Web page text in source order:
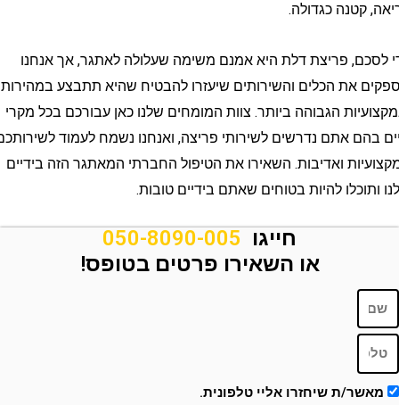
כגדולה.
פריצת דלת היא אמנם משימה שעלולה לאתגר, אך אנחנו
את הכלים והשירותים שיעזרו להבטיח שהיא תתבצע במהירות
הגבוהה ביותר. צוות המומחים שלנו כאן עבורכם בכל מקרי
אתם נדרשים לשירותי פריצה, ואנחנו נשמח לעמוד לשירותכם
ואדיבות. השאירו את הטיפול החברתי המאתגר הזה בידיים
להיות בטוחים שאתם בידיים טובות.
חייגו050-8090-005
או השאירו פרטים בטופס!
ת שיחזרו אליי טלפונית.